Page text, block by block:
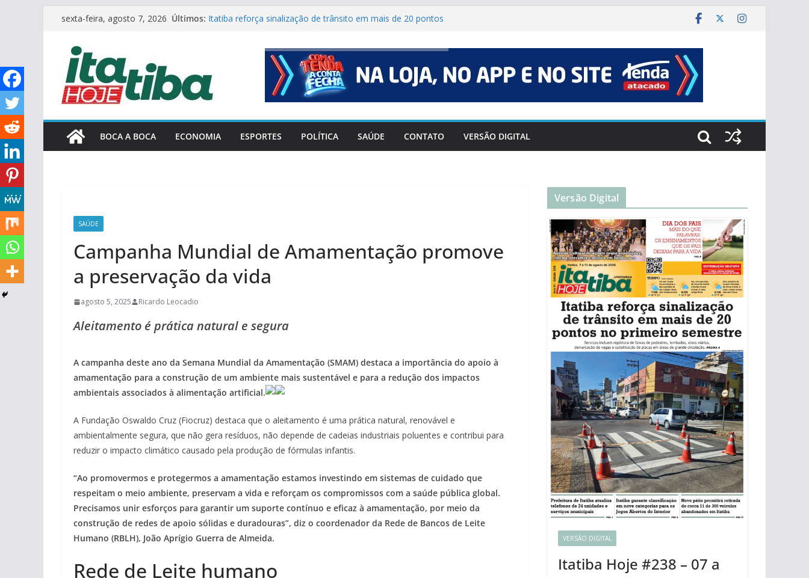
Pular
conteúdo
sexta-feira, agosto 7, 2026 Últimos: Itatiba reforça sinalização de trânsito em mais de 20 pontos
FOCOnaPOLÍTICA#238
Boca a Boca#238
Polícia Federal indicia 16 pessoas por queda de avião da
Voepass
BOCA A BOCA ECONOMIA ESPORTES POLÍTICA SAÚDE CONTATO VERSÃO DIGITAL
SAÚDE
Campanha Mundial de Amamentação promove
a preservação da vida
agosto 5, 2025 Ricardo Leocadio
Aleitamento é prática natural e segura
A campanha deste ano da Semana Mundial da Amamentação (SMAM) destaca a importância do apoio à
amamentação para a construção de um ambiente mais sustentável e para a redução dos impactos
ambientais associados à alimentação artificial.
A Fundação Oswaldo Cruz (Fiocruz) destaca que o aleitamento é uma prática natural, renovável e
ambientalmente segura, que não gera resíduos, não depende de cadeias industriais poluentes e contribui para
reduzir o impacto climático causado pela produção de fórmulas infantis.
“Ao promovermos e protegermos a amamentação estamos investindo em sistemas de cuidado que
respeitam o meio ambiente, preservam a vida e reforçam os compromissos com a saúde pública global.
Precisamos unir esforços para garantir um suporte contínuo e eficaz à amamentação, por meio da
construção de redes de apoio sólidas e duradouras”, diz o coordenador da Rede de Bancos de Leite
Humano (RBLH), João Aprígio Guerra de Almeida.
Rede de Leite humano
Versão Digital
VERSÃO DIGITAL
Itatiba Hoje #238 – 07 a